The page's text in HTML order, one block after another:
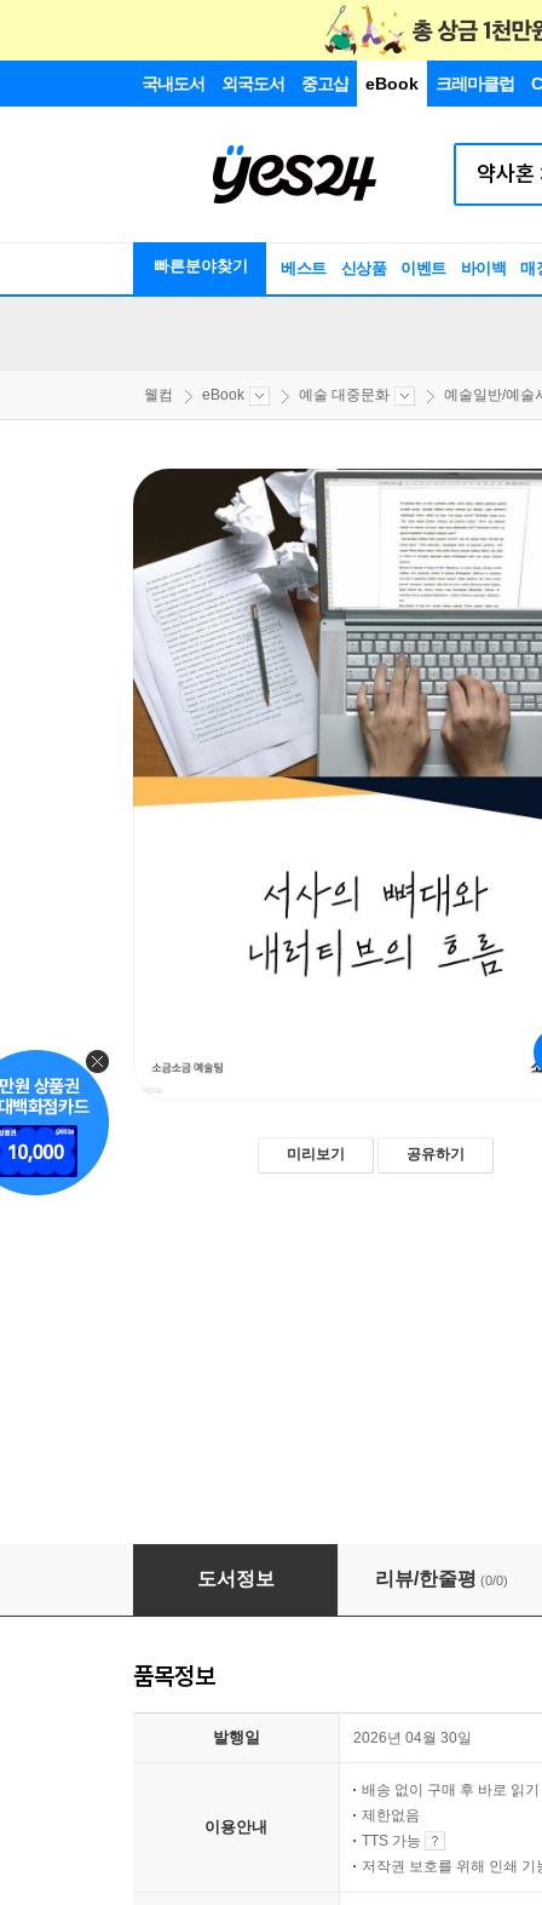
국내도서 외국도서 중고샵 eBook 크레마클럽
빠른분야찾기 베스트 신상품 이벤트 바이백 매
웰컴 eBook 예술 대중문화 예술일반/예술
미리보기 공유하기
서사의 뼈대와 내러티브의 흐름
도서정보 리뷰/한줄평 (0/0)
품목정보
발행일 2026년 04월 30일
이용안내
배송 없이 구매 후 바로 읽기
제한없음
TTS 가능
저작권 보호를 위해 인쇄 기